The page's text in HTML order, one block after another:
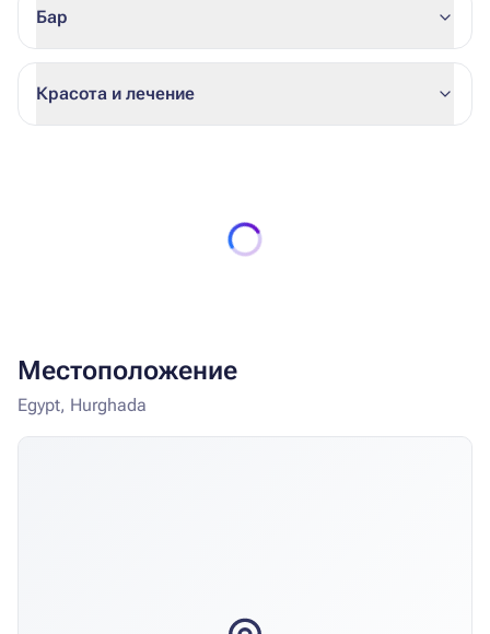
Бар
Красота и лечение
Местоположение
Egypt, Hurghada